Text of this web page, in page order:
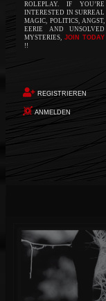
ROLEPLAY. IF YOU’RE
INTERESTED IN SURREAL
MAGIC, POLITICS, ANGST,
EERIE AND UNSOLVED
MYSTERIES, JOIN TODAY
!!
REGISTRIEREN
ANMELDEN
Die Apokalypse.
das Ihnen in den
Sie auf dem
Körper
wird von
Erinnerungen